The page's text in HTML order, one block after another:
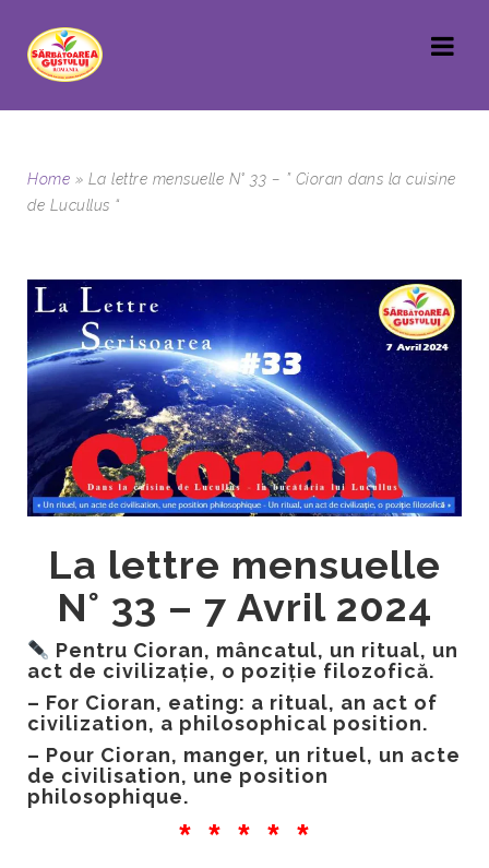
Home » La lettre mensuelle N° 33 – ” Cioran dans la cuisine
de Lucullus “
La lettre mensuelle
N° 33 – 7 Avril 2024
Pentru Cioran, mâncatul, un ritual, un
act de civilizație, o poziție filozofică.
– For Cioran, eating: a ritual, an act of
civilization, a philosophical position.
– Pour Cioran, manger, un rituel, un acte
de civilisation, une position
philosophique.
* * * * *